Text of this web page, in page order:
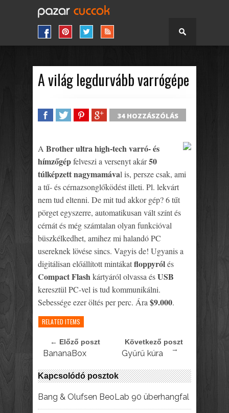
A világ legdurvább varrógépe
34 HOZZÁSZÓLÁS
A Brother ultra high-tech varró- és
hímzőgépfelveszi a versenyt akár50
túlképzett nagymamával is, persze csak, ami
a tű- és cérnazsonglőködést illeti. Pl. lekvárt
nem tud eltenni. De mit tud akkor gép? 6 tűt
pörget egyszerre, automatikusan vált színt és
cérnát és még számtalan olyan funkcióval
büszkélkedhet, amihez mi halandó PC
usereknek lövése sincs. Vagyis de! Ugyanis a
digitálisan előállított mintákatfloppyrólés
Compact Flashkártyáról olvassa ésUSB
keresztül PC-vel is tud kommunikálni.
Sebessége ezer öltés per perc. Ára $9.000.
RELATED ITEMS
← Előző poszt
BananaBox
Következő poszt
→
Gyűrű kúra
Kapcsolódó posztok
Bang & Olufsen BeoLab 90 überhangfal